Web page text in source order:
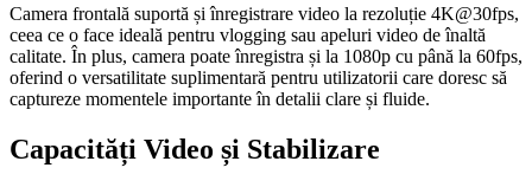
Camera frontală suportă și înregistrare video la rezoluție 4K@30fps,
ceea ce o face ideală pentru vlogging sau apeluri video de înaltă
calitate. În plus, camera poate înregistra și la 1080p cu până la 60fps,
oferind o versatilitate suplimentară pentru utilizatorii care doresc să
captureze momentele importante în detalii clare și fluide.
Capacități Video și Stabilizare